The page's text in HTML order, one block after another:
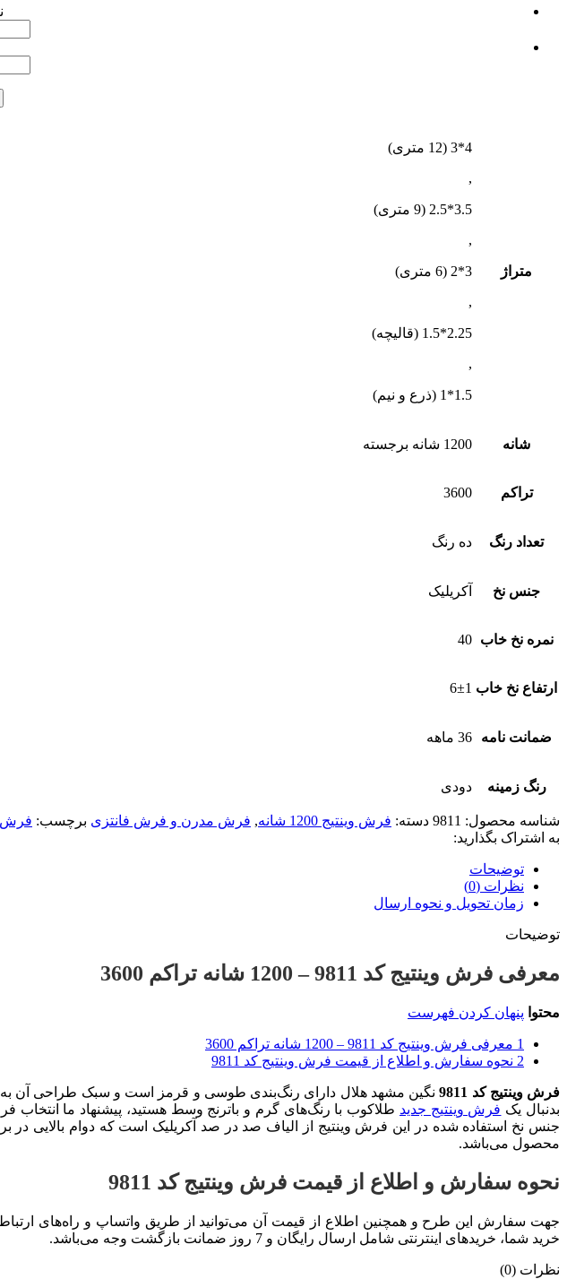
متراژ
4*3 (12 متری)
,
3.5*2.5 (9 متری)
,
3*2 (6 متری)
,
2.25*1.5 (قالیچه)
,
1.5*1 (ذرع و نیم)
شانه 1200 شانه برجسته
تراکم 3600
تعداد رنگ ده رنگ
جنس نخ آکریلیک
نمره نخ خاب 40
ارتفاع نخ خاب 6±1
ضمانت نامه 36 ماهه
رنگ زمینه دودی
شناسه محصول: 9811 دسته: فرش وینتیج 1200 شانه , فرش مدرن و فرش فانتزی برچسب: فرش
به اشتراک بگذارید:
توضیحات
نظرات (0)
زمان تحویل و نحوه ارسال
توضیحات
معرفی فرش وینتیج کد 9811 – 12
00 شانه تراکم 3600
محتوا پنهان کردن فهرست
1 معرفی فرش وینتیج کد 9811 – 1200 شانه تراکم 3600
2 نحوه سفارش و اطلاع از قیمت فرش وینتیج کد 9811
فرش وینتیج کد 9811 نگین مشهد هلال دارای رنگ‌بندی طوسی و قرمز است و سبک طراحی آن
بدنبال یک فرش وینتیج جدید
محصول می‌باشد.
نحوه سفارش و اطلاع از قیمت فرش وینتیج کد 9811
جهت سفارش این طرح و همچنین اطلاع از قیمت آن می‌توانید از طریق واتساپ و راه‌های
خرید شما، خریدهای اینترنتی شامل ارسال رایگان و 7 روز ضمانت بازگشت وجه می‌باشد.
نظرات (0)